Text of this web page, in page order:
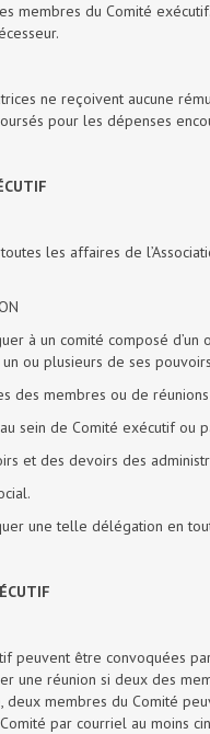
membres du Comité
ne reçoivent aucune
pour les dépenses
les affaires de
à un comité composé
ou plusieurs de ses
des membres ou de
sein de Comité exécutif ou
et des devoirs des
une telle délégation en
peuvent être convoquées
une réunion si deux des
membres du Comité
par courriel au moins